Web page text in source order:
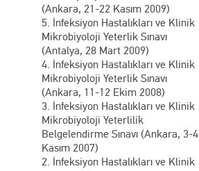
(Ankara, 21-22 Kasım 2009)
5. İnfeksiyon Hastalıkları ve Klinik
Mikrobiyoloji Yeterlik Sınavı
(Antalya, 28 Mart 2009)
4. İnfeksiyon Hastalıkları ve Klinik
Mikrobiyoloji Yeterlik Sınavı
(Ankara, 11-12 Ekim 2008)
3. İnfeksiyon Hastalıkları ve Klinik
Mikrobiyoloji Yeterlilik
Belgelendirme Sınavı (Ankara, 3-4
Kasım 2007)
2. İnfeksiyon Hastalıkları ve Klinik